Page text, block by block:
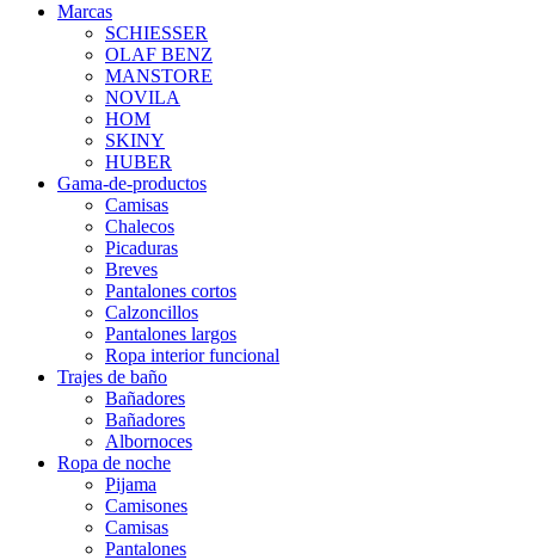
Marcas
SCHIESSER
OLAF BENZ
MANSTORE
NOVILA
HOM
SKINY
HUBER
Gama-de-productos
Camisas
Chalecos
Picaduras
Breves
Pantalones cortos
Calzoncillos
Pantalones largos
Ropa interior funcional
Trajes de baño
Bañadores
Bañadores
Albornoces
Ropa de noche
Pijama
Camisones
Camisas
Pantalones